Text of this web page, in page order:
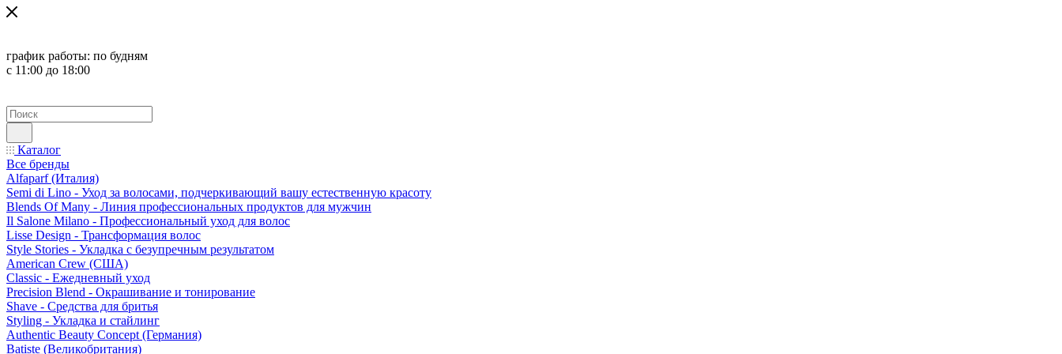
график работы: по будням
с 11:00 до 18:00
Каталог
Все бренды
Alfaparf (Италия)
Semi di Lino - Уход за волосами, подчеркивающий вашу естественную красоту
Blends Of Many - Линия профессиональных продуктов для мужчин
Il Salone Milano - Профессиональный уход для волос
Lisse Design - Трансформация волос
Style Stories - Укладка с безупречным результатом
American Crew (США)
Classic - Ежедневный уход
Precision Blend - Окрашивание и тонирование
Shave - Средства для бритья
Styling - Укладка и стайлинг
Authentic Beauty Concept (Германия)
Batiste (Великобритания)